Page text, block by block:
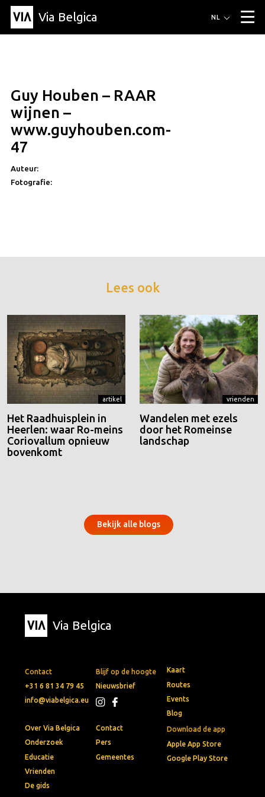
Via Belgica ▼
Artikel
Educatie
Recept
Vrienden
Over Via Belgica
Over Via Belgica
Onderzoek
Educatie
Vrienden
De gids
Organisatie
NL
Guy Houben – RAAR
wijnen –
www.guyhouben.com-
47
Auteur:
Fotografie:
Lees ook
artikel
Het Raadhuisplein in
Heerlen: waar Ro-meins
Coriovallum opnieuw
bovenkomt
vrienden
Wandelen met ezels
door het Romeinse
landschap
Bekijk alle blogs
Via Belgica
Contact
+31 6 81 34 79 45
info@viabelgica.eu
Blijf op de hoogte
Nieuwsbrief
Download de app
Apple App Store
Google Play Store
Kaart
Routes
Events
Blog
Over Via Belgica
Onderzoek
Educatie
Vrienden
De gids
Contact
Pers
Gemeentes